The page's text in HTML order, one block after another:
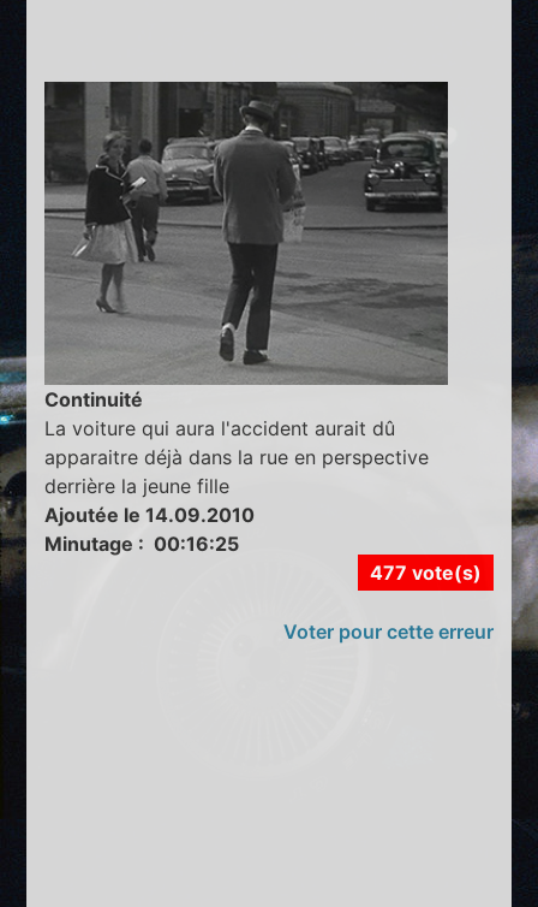
Continuité
La voiture qui aura l'accident aurait dû
apparaitre déjà dans la rue en perspective
derrière la jeune fille
Ajoutée le 14.09.2010
Minutage : 00:16:25
477 vote(s)
Voter pour cette erreur